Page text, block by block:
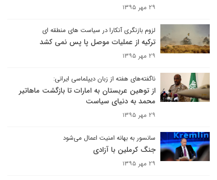
۲۹ مهر ۱۳۹۵
لزوم بازنگری آنکارا در سیاست های منطقه ای
ترکیه از عملیات موصل پا پس نمی کشد
۲۹ مهر ۱۳۹۵
ناگفته‌های هفته از زبان دیپلماسی ایرانی:
از توهین عربستان به امارات تا بازگشت ماهاتیر
محمد به دنیای سیاست
۲۹ مهر ۱۳۹۵
سانسور به بهانه امنیت اعمال می‌شود
جنگ کرملین با آزادی
۲۹ مهر ۱۳۹۵